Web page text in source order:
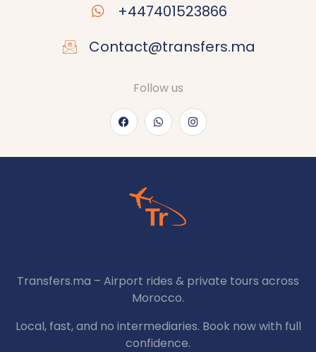
+447401523866
Contact@transfers.ma
Follow us
Transfers.ma – Airport rides & private tours across
Morocco.
Local, fast, and no intermediaries. Book now with full
confidence.